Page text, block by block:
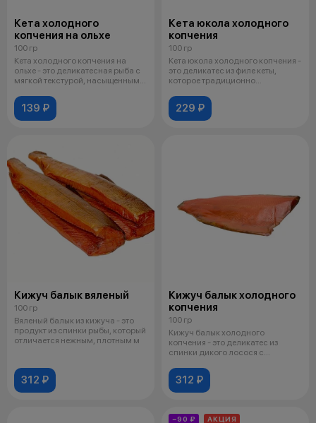
Кета холодного
копчения на ольхе
100 гр
Кета холодного копчения на
ольхе - это деликатесная рыба с
мягкой текстурой, насыщенным
139 ₽
Кета юкола холодного
копчения
100 гр
Кета юкола холодного копчения -
это деликатес из филе кеты,
которое традиционно
229 ₽
Кижуч балык вяленый
100 гр
Вяленый балык из кижуча - это
продукт из спинки рыбы, который
отличается нежным, плотным м
312 ₽
Кижуч балык холодного
копчения
100 гр
Кижуч балык холодного
копчения - это деликатес из
спинки дикого лосося с
312 ₽
−90 ₽ АКЦИЯ